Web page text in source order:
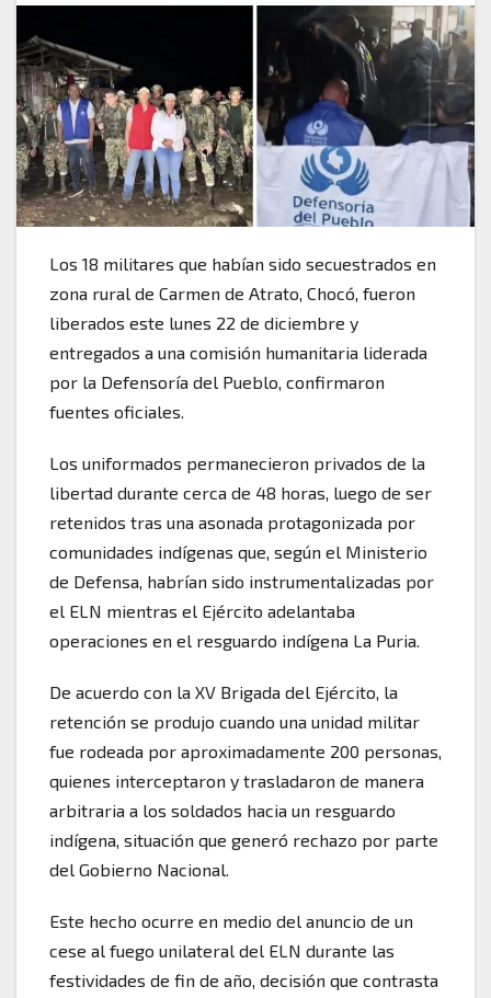
Los 18 militares que habían sido secuestrados en
zona rural de Carmen de Atrato, Chocó, fueron
liberados este lunes 22 de diciembre y
entregados a una comisión humanitaria liderada
por la Defensoría del Pueblo, confirmaron
fuentes oficiales.
Los uniformados permanecieron privados de la
libertad durante cerca de 48 horas, luego de ser
retenidos tras una asonada protagonizada por
comunidades indígenas que, según el Ministerio
de Defensa, habrían sido instrumentalizadas por
el ELN mientras el Ejército adelantaba
operaciones en el resguardo indígena La Puria.
De acuerdo con la XV Brigada del Ejército, la
retención se produjo cuando una unidad militar
fue rodeada por aproximadamente 200 personas,
quienes interceptaron y trasladaron de manera
arbitraria a los soldados hacia un resguardo
indígena, situación que generó rechazo por parte
del Gobierno Nacional.
Este hecho ocurre en medio del anuncio de un
cese al fuego unilateral del ELN durante las
festividades de fin de año, decisión que contrasta